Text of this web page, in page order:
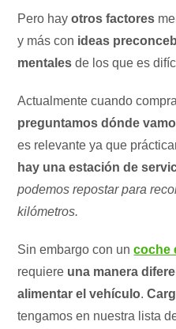
Pero hayotros factores
y más con ideas
mentales de los que es
Actualmente cuando
preguntamos dónde
es relevante ya que
hay una estación de
podemos repostar para
kilómetros.
Sin embargo con uncoche
requiere una manera
alimentar el vehículo.
tengamos en nuestra lista